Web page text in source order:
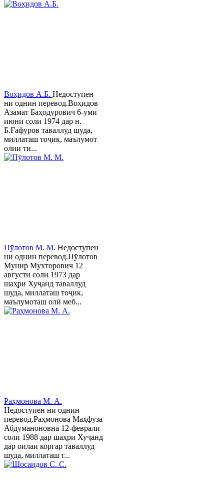
Воҳидов А.Б. Недоступен
ни однин перевод.Воҳидов
Азамат Баҳодурович 6-уми
июни соли 1974 дар н.
Б.Ғафуров таваллуд шуда,
миллаташ тоҷик, маълумот
олии ти...
Пӯлотов М. М. Недоступен
ни однин перевод.Пўлотов
Мунир Мухторович 12
августи соли 1973 дар
шаҳри Хуҷанд таваллуд
шуда, миллаташ тоҷик,
маълумоташ олӣ меб...
Раҳмонова М. А.
Недоступен ни однин
перевод.Раҳмонова Маҳфуза
Абдуманоновна 12-феврали
соли 1988 дар шаҳри Хуҷанд
дар оилаи коргар таваллуд
шуда, миллаташ т...